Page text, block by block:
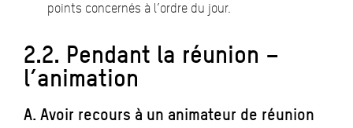
points concernés à l’ordre du jour.
2.2. Pendant la réunion –
l’animation
A. Avoir recours à un animateur de réunion